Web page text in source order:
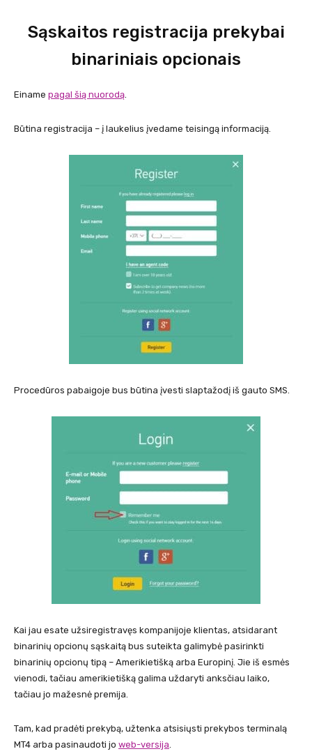
Sąskaitos registracija prekybai
binariniais opcionais
Einame pagal šią nuorodą
Būtina registracija – į laukelius įvedame teisingą informaciją.
Procedūros pabaigoje bus būtina įvesti slaptažodį iš gauto SMS.
Kai jau esate užsiregistravęs kompanijoje klientas, atsidarant
binarinių opcionų sąskaitą bus suteikta galimybė pasirinkti
binarinių opcionų tipą – Amerikietišką arba Europinį. Jie iš esmės
vienodi, tačiau amerikietišką galima uždaryti anksčiau laiko,
tačiau jo mažesnė premija.
Tam, kad pradėti prekybą, užtenka atsisiųsti prekybos terminalą
MT4 arba pasinaudoti jo web-versija